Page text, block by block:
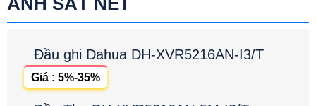
Đầu ghi Dahua DH-XVR5216AN-I3/T
Giá : 5%-35%